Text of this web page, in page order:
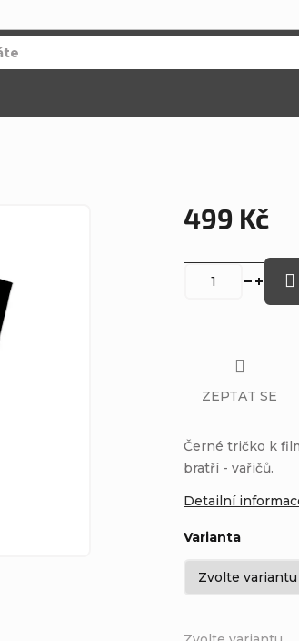
499 Kč
Varianta
Černé tričko k
bratří - vařičů.
Detailní
ZEPTAT SE